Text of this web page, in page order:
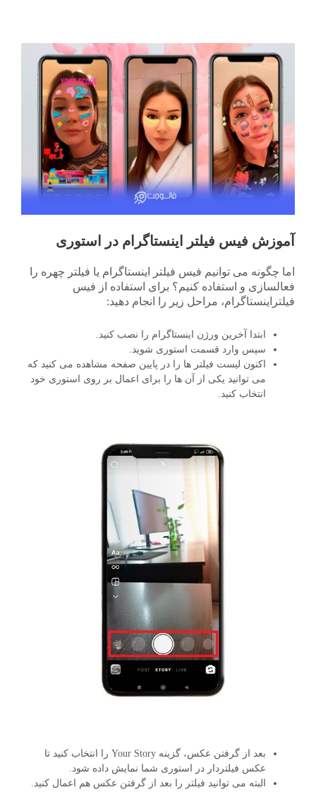
آموزش فیس فیلتر اینستاگرام در استوری
اما چگونه می توانیم فیس فیلتر اینستاگرام یا فیلتر چهره را
فعالسازی و استفاده کنیم؟ برای استفاده از فیس
فیلتراینستاگرام، مراحل زیر را انجام دهید:
ابتدا آخرین ورژن اینستاگرام را نصب کنید.
سپس وارد قسمت استوری شوید.
اکنون لیست فیلتر ها را در پایین صفحه مشاهده می کنید که
می توانید یکی از آن ها را برای اعمال بر روی استوری خود
انتخاب کنید.
بعد از گرفتن عکس، گزینه Your Story را انتخاب کنید تا
عکس فیلتردار در استوری شما نمایش داده شود.
البته می توانید فیلتر را بعد از گرفتن عکس هم اعمال کنید.